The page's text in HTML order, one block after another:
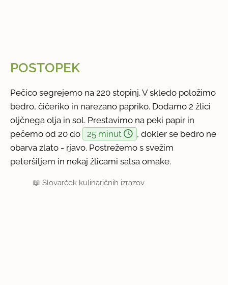
POSTOPEK
Pečico segrejemo na 220 stopinj. V skledo položimo
bedro, čičeriko in narezano papriko. Dodamo 2 žlici
oljčnega olja in sol. Prestavimo na peki papir in
pečemo od 20 do
25 minut
, dokler se bedro ne
obarva zlato - rjavo. Postrežemo s svežim
peteršiljem in nekaj žlicami salsa omake.
📖Slovarček kulinaričnih izrazov